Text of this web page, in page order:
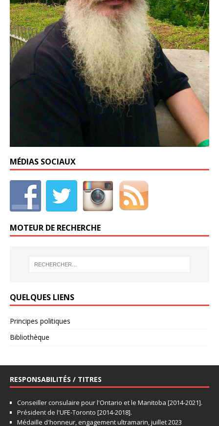
MÉDIAS SOCIAUX
MOTEUR DE RECHERCHE
QUELQUES LIENS
Principes politiques
Bibliothèque
RESPONSABILITÉS / TITRES
Conseiller consulaire pour l'Ontario et le Manitoba [2014-2021].
Président de l'UFE-Toronto [2014-2018].
Médaille d'honneur, engagement ultramarin, juillet 2023